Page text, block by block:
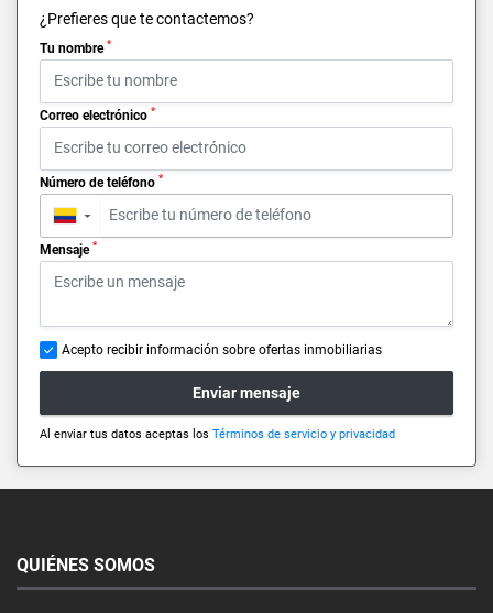
¿Prefieres que te contactemos?
Tu nombre *
Correo electrónico *
Número de teléfono *
▼
Mensaje *
Acepto recibir información sobre ofertas inmobiliarias
Enviar mensaje
Al enviar tus datos aceptas los Términos de servicio y privacidad
QUIÉNES SOMOS